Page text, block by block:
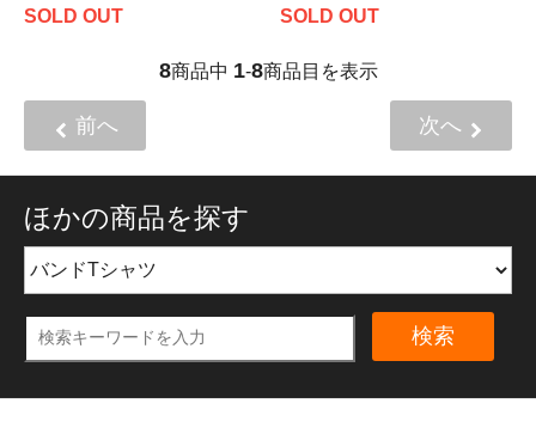
SOLD OUT
SOLD OUT
8商品中 1-8商品目を表示
前へ 次へ
ほかの商品を探す
検索